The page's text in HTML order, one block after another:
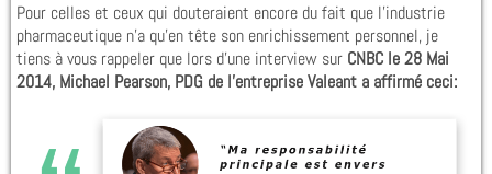
Pour celles et ceux qui douteraient encore du fait que l’industrie
pharmaceutique n’a qu’en tête son enrichissement personnel, je
tiens à vous rappeler que lors d’une interview sur CNBC le 28 Mai
2014, Michael Pearson, PDG de l’entreprise Valeant a affirmé ceci: